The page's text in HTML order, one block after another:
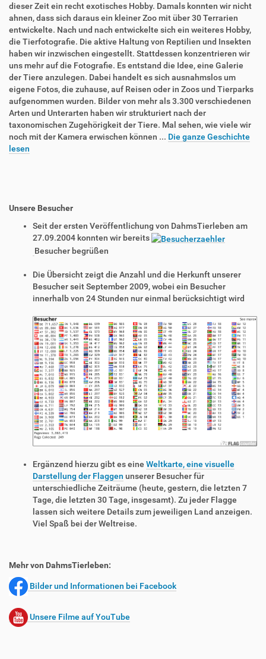
dieser Zeit ein recht exotisches Hobby. Damals konnten wir nicht
ahnen, dass sich daraus ein kleiner Zoo mit über 30 Terrarien
entwickelte. Nach und nach entwickelte sich ein weiteres Hobby,
die Tierfotografie. Die aktive Haltung von Reptilien und Insekten
haben wir inzwischen eingestellt. Stattdessen konzentrieren wir
uns mehr auf die Fotografie. Es entstand die Idee, eine Galerie
der Tiere anzulegen. Dabei handelt es sich ausnahmslos um
eigene Fotos, die zuhause, auf Reisen oder in Zoos und Tierparks
aufgenommen wurden. Bilder von mehr als 3.300 verschiedenen
Arten und Unterarten haben wir strukturiert nach der
taxonomischen Zugehörigkeit der Tiere. Mal sehen, wie viele wir
noch mit der Kamera erwischen können ... Die ganze Geschichte
lesen
Unsere Besucher
Seit der ersten Veröffentlichung von DahmsTierleben am
27.09.2004 konnten wir bereits
Besucher begrüßen
Die Übersicht zeigt die Anzahl und die Herkunft unserer
Besucher seit September 2009, wobei ein Besucher
innerhalb von 24 Stunden nur einmal berücksichtigt wird
Ergänzend hierzu gibt es eine Weltkarte, eine visuelle
Darstellung der Flaggen unserer Besucher für
unterschiedliche Zeiträume (heute, gestern, die letzten 7
Tage, die letzten 30 Tage, insgesamt). Zu jeder Flagge
lassen sich weitere Details zum jeweiligen Land anzeigen.
Viel Spaß bei der Weltreise.
Mehr von DahmsTierleben:
Bilder und Informationen bei Facebook
Unsere Filme auf YouTube